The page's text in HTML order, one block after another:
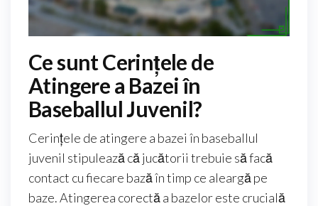
Ce sunt Cerințele de
Atingere a Bazei în
Baseballul Juvenil?
Cerințele de atingere a bazei în baseballul
juvenil stipulează că jucătorii trebuie să facă
contact cu fiecare bază în timp ce aleargă pe
baze. Atingerea corectă a bazelor este crucială